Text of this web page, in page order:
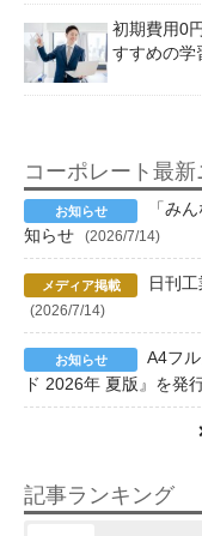
初期費用0
すすめの学
コーポレート最新
「み
知らせ
(2026/7/14)
日刊
(2026/7/14)
A4フ
ド 2026年 夏版』を発
記事ランキング